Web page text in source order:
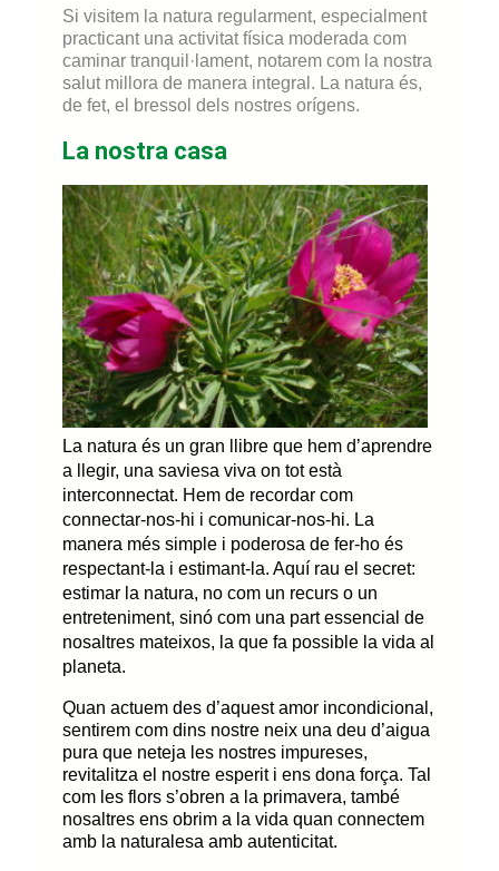
Si visitem la natura regularment, especialment
practicant una activitat física moderada com
caminar tranquil·lament, notarem com la nostra
salut millora de manera integral. La natura és,
de fet, el bressol dels nostres orígens.
La nostra casa
La natura és un gran llibre que hem d’aprendre
a llegir, una saviesa viva on tot està
interconnectat. Hem de recordar com
connectar-nos-hi i comunicar-nos-hi. La
manera més simple i poderosa de fer-ho és
respectant-la i estimant-la. Aquí rau el secret:
estimar la natura, no com un recurs o un
entreteniment, sinó com una part essencial de
nosaltres mateixos, la que fa possible la vida al
planeta.
Quan actuem des d’aquest amor incondicional,
sentirem com dins nostre neix una deu d’aigua
pura que neteja les nostres impureses,
revitalitza el nostre esperit i ens dona força. Tal
com les flors s’obren a la primavera, també
nosaltres ens obrim a la vida quan connectem
amb la naturalesa amb autenticitat.